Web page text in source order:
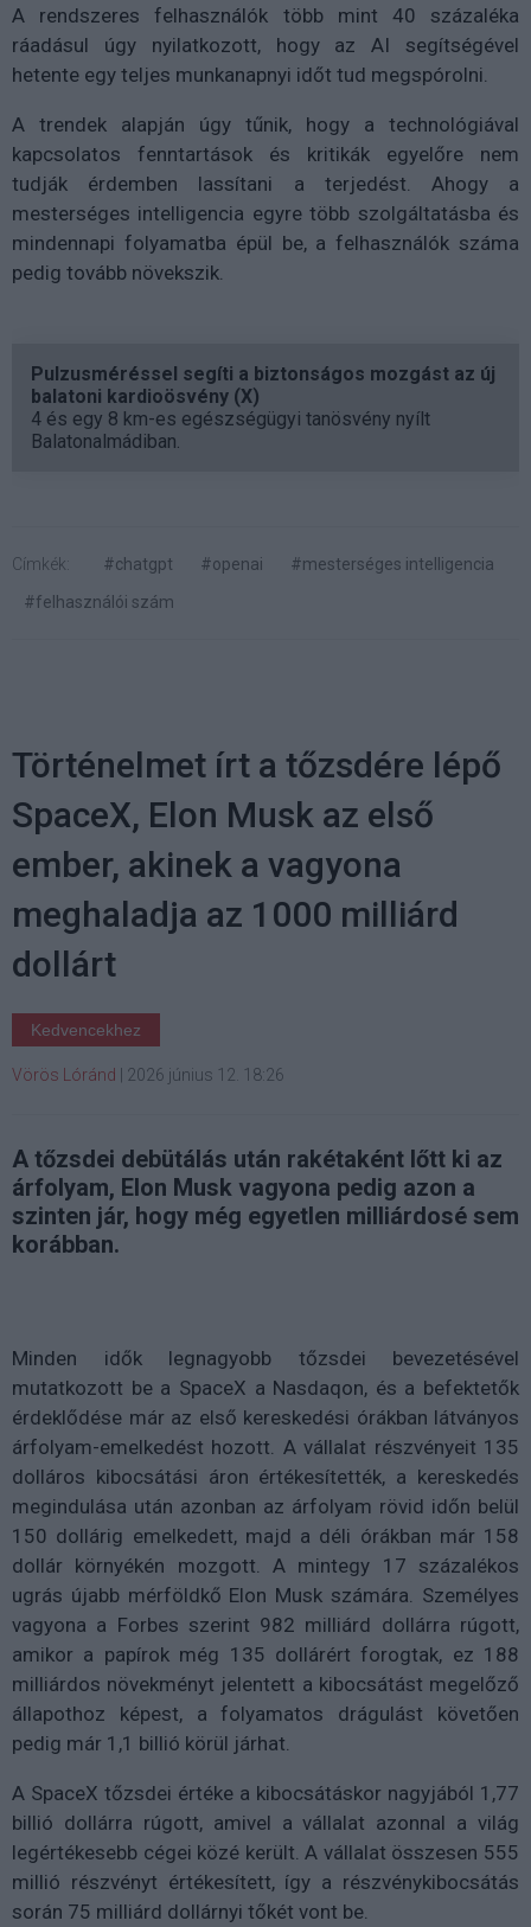
A rendszeres felhasználók több mint 40 százaléka
ráadásul úgy nyilatkozott, hogy az AI segítségével
hetente egy teljes munkanapnyi időt tud megspórolni.
A trendek alapján úgy tűnik, hogy a technológiával
kapcsolatos fenntartások és kritikák egyelőre nem
tudják érdemben lassítani a terjedést. Ahogy a
mesterséges intelligencia egyre több szolgáltatásba és
mindennapi folyamatba épül be, a felhasználók száma
pedig tovább növekszik.
Pulzusméréssel segíti a biztonságos mozgást az új
balatoni kardioösvény (X)
4 és egy 8 km-es egészségügyi tanösvény nyílt
Balatonalmádiban.
Címkék: #chatgpt #openai
#mesterséges intelligencia
#felhasználói szám
Történelmet írt a tőzsdére lépő
SpaceX, Elon Musk az első
ember, akinek a vagyona
meghaladja az 1000 milliárd
dollárt
Kedvencekhez
Vörös Lóránd 2026 június 12. 18:26
A tőzsdei debütálás után rakétaként lőtt ki az
árfolyam, Elon Musk vagyona pedig azon a
szinten jár, hogy még egyetlen milliárdosé sem
korábban.
Minden idők legnagyobb tőzsdei bevezetésével
mutatkozott be a SpaceX a Nasdaqon, és a befektetők
érdeklődése már az első kereskedési órákban látványos
árfolyam-emelkedést hozott. A vállalat részvényeit 135
dolláros kibocsátási áron értékesítették, a kereskedés
megindulása után azonban az árfolyam rövid időn belül
150 dollárig emelkedett, majd a déli órákban már 158
dollár környékén mozgott. A mintegy 17 százalékos
ugrás újabb mérföldkő Elon Musk számára. Személyes
vagyona a Forbes szerint 982 milliárd dollárra rúgott,
amikor a papírok még 135 dollárért forogtak, ez 188
milliárdos növekményt jelentett a kibocsátást megelőző
állapothoz képest, a folyamatos drágulást követően
pedig már 1,1 billió körül járhat.
A SpaceX tőzsdei értéke a kibocsátáskor nagyjából 1,77
billió dollárra rúgott, amivel a vállalat azonnal a világ
legértékesebb cégei közé került. A vállalat összesen 555
millió részvényt értékesített, így a részvénykibocsátás
során 75 milliárd dollárnyi tőkét vont be.